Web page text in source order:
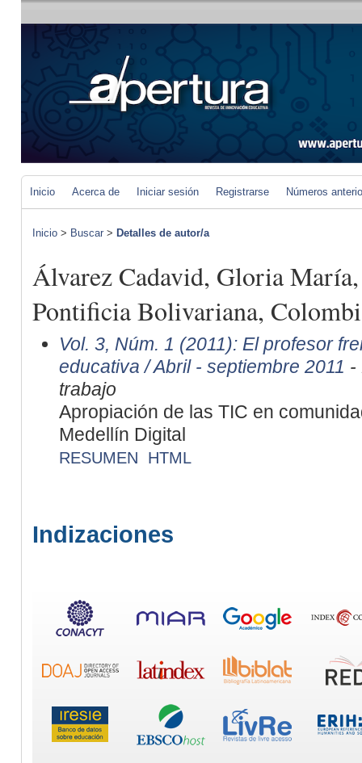
Inicio Acerca de Iniciar sesión Registrarse Números
Inicio > Buscar > Detalles de autor/a
Álvarez Cadavid, Gloria
Pontificia Bolivariana,
Vol. 3, Núm. 1 (2011): El profesor
educativa / Abril - septiembre 2011 -
trabajo
Apropiación de las TIC en
Medellín Digital
RESUMEN HTML
Indizaciones